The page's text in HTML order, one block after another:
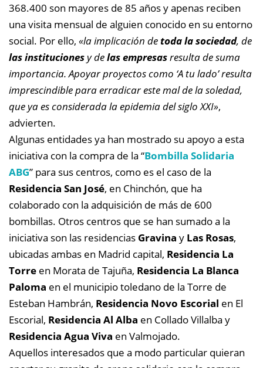
368.400 son mayores de 85 años y apenas reciben
una visita mensual de alguien conocido en su entorno
social. Por ello, «la implicación detoda la sociedad, de
las institucionesy delas empresasresulta de suma
importancia. Apoyar proyectos como ‘A tu lado’ resulta
imprescindible para erradicar este mal de la soledad,
que ya es considerada la epidemia del siglo XXI»,
advierten.
Algunas entidades ya han mostrado su apoyo a esta
iniciativa con la compra de la “Bombilla Solidaria
ABG” para sus centros, como es el caso de la
Residencia San José, en Chinchón, que ha
colaborado con la adquisición de más de 600
bombillas. Otros centros que se han sumado a la
iniciativa son las residencias Gravina y Las Rosas,
ubicadas ambas en Madrid capital, Residencia La
Torre en Morata de Tajuña, Residencia La Blanca
Paloma en el municipio toledano de la Torre de
Esteban Hambrán, Residencia Novo Escorial en El
Escorial, Residencia Al Alba en Collado Villalba y
Residencia Agua Viva en Valmojado.
Aquellos interesados que a modo particular quieran